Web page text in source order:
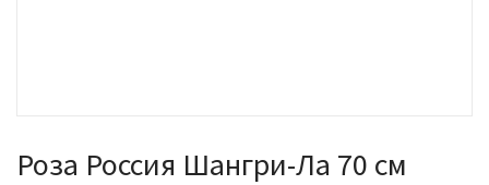
Роза Россия Шангри-Ла 70 см